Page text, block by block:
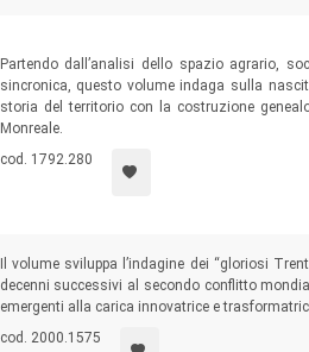
Partendo dall’analisi dello spazio agrario,
sincronica, questo volume indaga sulla
storia del territorio con la costruzione
Monreale.
cod. 1792.280
Il volume sviluppa l’indagine dei “gloriosi
decenni successivi al secondo conflitto
emergenti alla carica innovatrice e
cod. 2000.1575